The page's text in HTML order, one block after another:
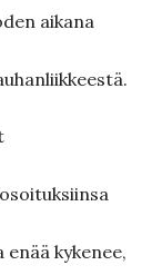
aikana
kykenee,